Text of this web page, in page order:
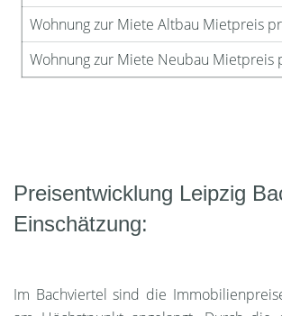
Wohnung zur Miete Altbau Mietpreis
Wohnung zur Miete Neubau Mietpreis
Preisentwicklung Leipzig
Einschätzung:
Im Bachviertel sind die